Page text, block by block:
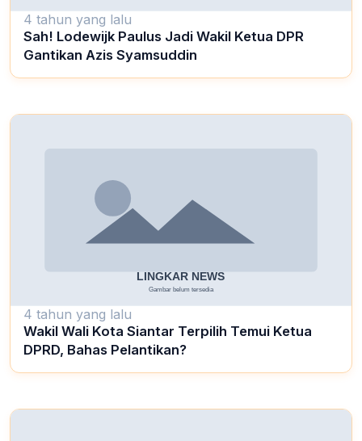
4 tahun yang lalu
Sah! Lodewijk Paulus Jadi Wakil Ketua DPR
Gantikan Azis Syamsuddin
4 tahun yang lalu
Wakil Wali Kota Siantar Terpilih Temui Ketua
DPRD, Bahas Pelantikan?